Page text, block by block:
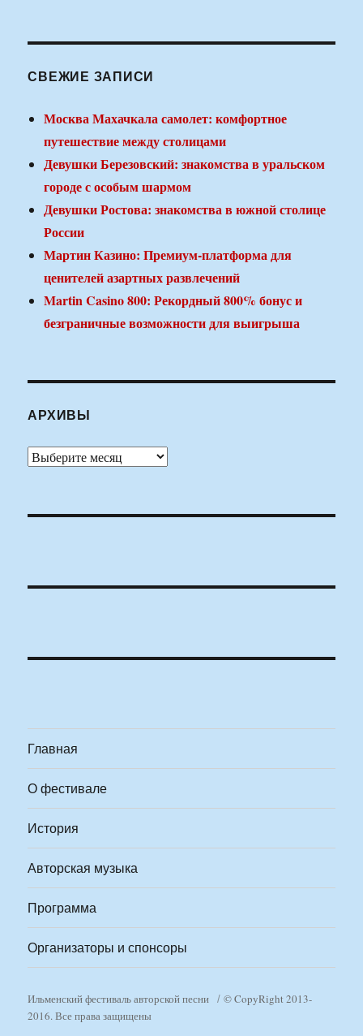
СВЕЖИЕ ЗАПИСИ
Москва Махачкала самолет: комфортное
путешествие между столицами
Девушки Березовский: знакомства в уральском
городе с особым шармом
Девушки Ростова: знакомства в южной столице
России
Мартин Казино: Премиум-платформа для
ценителей азартных развлечений
Martin Casino 800: Рекордный 800% бонус и
безграничные возможности для выигрыша
АРХИВЫ
Архивы
Главная
О фестивале
История
Авторская музыка
Программа
Организаторы и спонсоры
Ильменский фестиваль авторской песни
© CopyRight 2013-
2016. Все права защищены